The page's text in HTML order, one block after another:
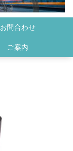
お問合わせ
ご案内